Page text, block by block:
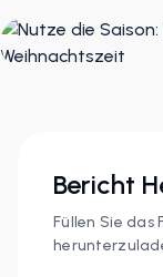
Bericht
Füllen Sie das